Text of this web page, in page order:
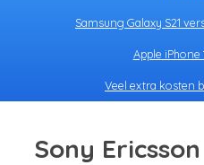
Samsung Galaxy S21
Apple iPhone
Veel extra kosten
Sony